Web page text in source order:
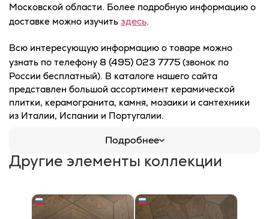
Московской области. Более подробную информацию о
доставке можно изучить здесь.
Всю интересующую информацию о товаре можно
узнать по телефону 8 (495) 023 7775 (звонок по
России бесплатный). В каталоге нашего сайта
представлен большой ассортимент керамической
плитки, керамогранита, камня, мозаики и сантехники
из Италии, Испании и Португалии.
Подробнее
Другие элементы коллекции